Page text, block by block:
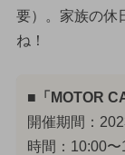
要）。家族の休
ね！
■「MOTOR
開催期間：
時間：10:00〜